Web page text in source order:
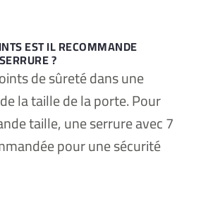
EST IL RECOMMANDE
?
de sûreté dans une
la taille de la porte. Pour
taille, une serrure avec 7
pour une sécurité